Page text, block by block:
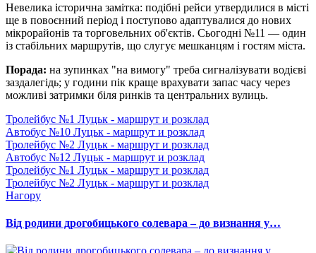
Невелика історична замітка: подібні рейси утвердилися в місті
ще в повоєнний період і поступово адаптувалися до нових
мікрорайонів та торговельних об'єктів. Сьогодні №11 — один
із стабільних маршрутів, що слугує мешканцям і гостям міста.
Порада: на зупинках "на вимогу" треба сигналізувати водієві
заздалегідь; у години пік краще врахувати запас часу через
можливі затримки біля ринків та центральних вулиць.
Тролейбус №1 Луцьк - маршрут и розклад
Автобус №10 Луцьк - маршрут и розклад
Тролейбус №2 Луцьк - маршрут и розклад
Автобус №12 Луцьк - маршрут и розклад
Тролейбус №1 Луцьк - маршрут и розклад
Тролейбус №2 Луцьк - маршрут и розклад
Нагору
Від родини дрогобицького солевара – до визнання у…